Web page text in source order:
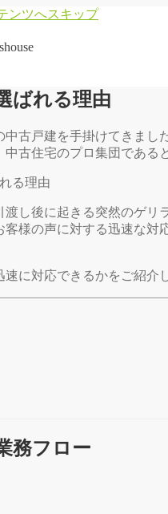
ンツへスキップ
ばれる理由
中古戸建を手掛けてきま
古住宅のプロ集団である
し後に起きる突然のゲ
様の声に対する迅速な
に対応できるかをご紹介
務フロー